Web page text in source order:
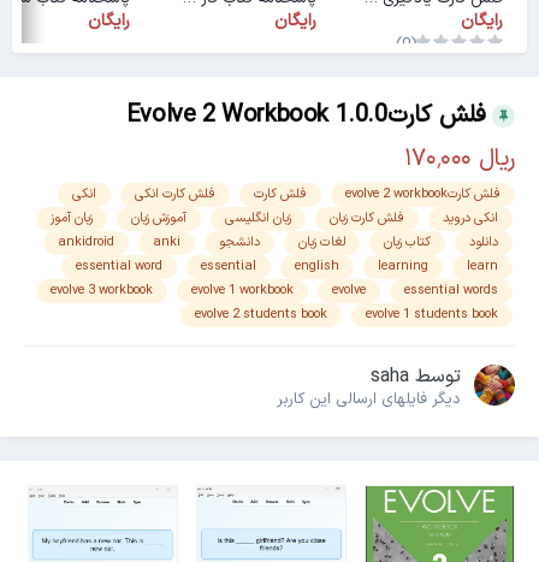
رایگان
(0)
رایگان رایگان
فلش کارتEvolve 2 Workbook 1.0.0
فلش کارتevolve 2 workbook فلش کارت فلش کارت انکی
انکی
انکی دروید
فلش کارت زبان زبان انگلیسی آموزش زبان
زبان آموز
دانلود
کتاب زبان لغات زبان دانشجو anki
ankidroid
learn
learning
english
essential
essential word
essential words
evolve
evolve 1 workbook
evolve 3 workbook
evolve 1 students book
evolve 2 students book
توسط saha
دیگر فایل‎های ارسالی این کاربر